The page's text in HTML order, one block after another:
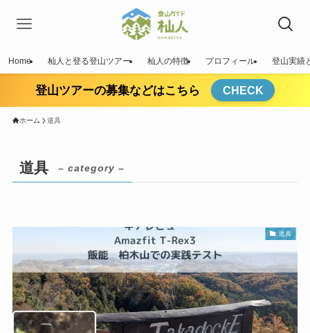
Home 杣人と登る登山ツアー 杣人の特徴 プロフィール 登山実績
登山ツアーの募集などはこちら CHECK
ホーム 道具
道具 – category –
道具